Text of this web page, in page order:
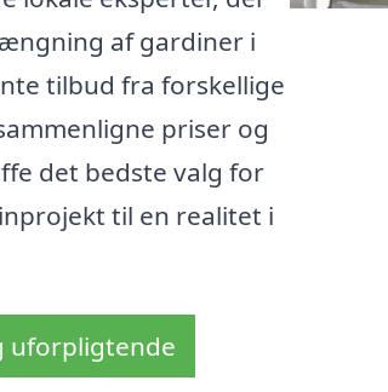
af gardiner i
tilbud fra forskellige
priser og
det bedste valg for
til en realitet i
uforpligtende